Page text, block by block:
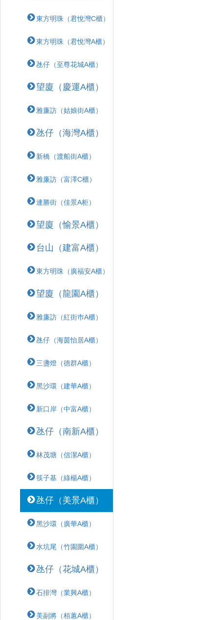
東方明珠（君悅灣C櫃）
東方明珠（君悅灣A櫃）
氹仔（至尊花城A櫃）
望廈（慶運A櫃）
雅廉訪（姑娘街A櫃）
氹仔（海灣A櫃）
新橋（渡船街A櫃）
雅廉訪（富澤C櫃）
連勝街（佳景A柜）
望廈（愉景A櫃）
台山（建富A櫃）
東方明珠（廣福安A櫃）
望廈（龍園A櫃）
雅廉訪（紅街巿A櫃）
氹仔（海茵怡居A櫃）
三盞燈（德群A櫃）
黑沙環（建華A櫃）
新口岸（中富A櫃）
氹仔（南新A櫃）
林茂塘（信潔A櫃）
筷子基（綠楊A櫃）
氹仔（美景A櫃）
黑沙環（廣華A櫃）
水坑尾（竹園圍A櫃）
氹仔（花城A櫃）
石排灣（業興A櫃）
美副將（栢蕙A櫃）